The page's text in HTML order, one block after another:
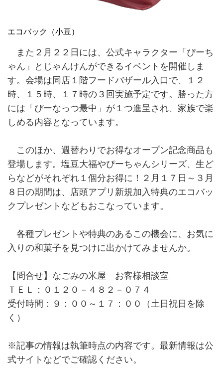
エコバック（小豆）
また２月２２日には、公式キャラクター「ぴーち
ゃん」とじゃんけんができるイベントを開催しま
す。会場は同店１階フードバザール入口で、１２
時、１５時、１７時の３回実施予定です。勝った方
には「ぴーなっつ最中」が１つ進呈され、家族で楽
しめる内容となっています。
このほか、週替わりでお得なオープン記念商品も
登場します。塩豆大福やぴーちゃんシリーズ、生ど
らなどがそれぞれ１個分お得に！２月１７日～３月
８日の期間は、店頭アプリ新規加入特典のエコバッ
クプレゼントなどもおこなっています。
各種プレゼントや特典のあるこの機会に、お気に
入りの和菓子を見つけに出かけてみませんか。
【問合せ】なごみの米屋 お客様相談室
ＴＥＬ：０１２０－４８２－０７４
受付時間：９：００～１７：００（土日祝日を除
く）
※記事の情報は執筆時点の内容です。最新情報は公
式サイトなどでご確認ください。